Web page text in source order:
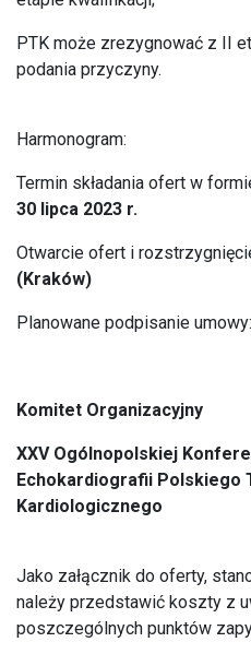
PTK może zrezygnować z II
podania przyczyny.
Harmonogram:
Termin składania ofert w
30 lipca 2023 r.
Otwarcie ofert i
(Kraków)
Planowane podpisanie umowy:
Komitet Organizacyjny
XXV Ogólnopolskiej
Echokardiografii Polskiego
Kardiologicznego
Jako załącznik do oferty,
należy przedstawić koszty z
poszczególnych punktów